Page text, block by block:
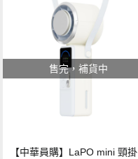
售完，補貨中
【中華員購】LaPO mini 頸掛